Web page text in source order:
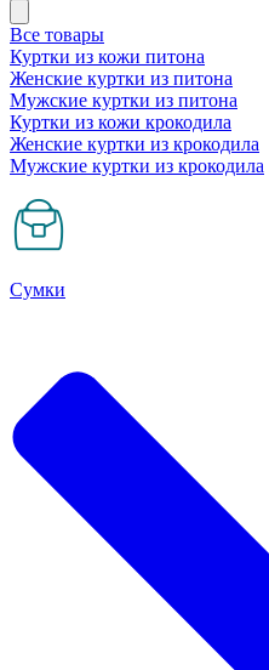
Все товары
Куртки из кожи питона
Женские куртки из питона
Мужские куртки из питона
Куртки из кожи крокодила
Женские куртки из крокодила
Мужские куртки из крокодила
Сумки